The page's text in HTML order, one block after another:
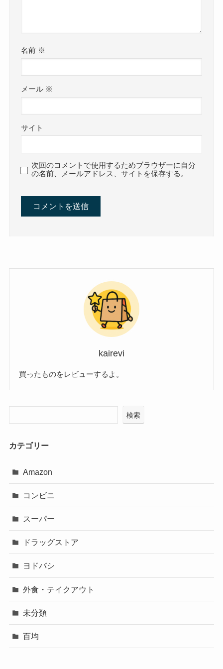
名前 ※
メール ※
サイト
次回のコメントで使用するためブラウザーに自分
の名前、メールアドレス、サイトを保存する。
kairevi
買ったものをレビューするよ。
検索
カテゴリー
Amazon
コンビニ
スーパー
ドラッグストア
ヨドバシ
外食・テイクアウト
未分類
百均